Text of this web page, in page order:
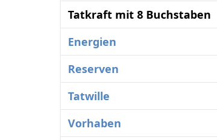
Tatkraft mit 8 Buchstaben
Energien
Reserven
Tatwille
Vorhaben